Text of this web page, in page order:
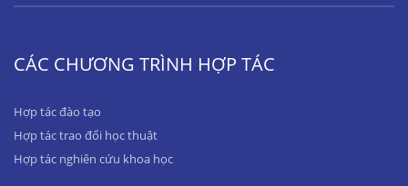
CÁC CHƯƠNG TRÌNH HỢP TÁC
Hợp tác đào tạo
Hợp tác trao đổi học thuật
Hợp tác nghiên cứu khoa học